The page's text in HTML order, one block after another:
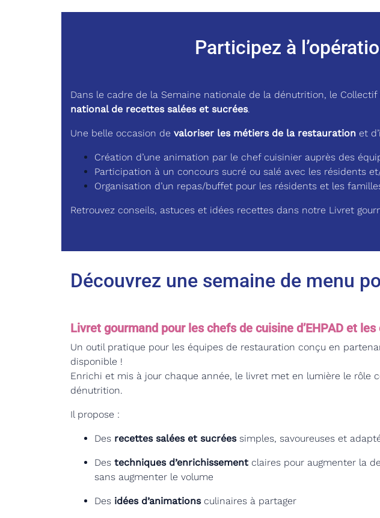
Participez à
Dans le cadre de la Semaine nationale de la dénutrition, le Collectif
national de recettes salées et sucrées.
Une belle occasion de valoriser les métiers de la restauration et
Création d’une animation par le chef cuisinier auprès des
Participation à un concours sucré ou salé avec les résidents
Organisation d’un repas/buffet pour les résidents et les
Retrouvez conseils, astuces et idées recettes dans notre Livret
Découvrez une semaine de menu
Livret gourmand pour les chefs de cuisine d’EHPAD et
Un outil pratique pour les équipes de restauration conçu en
disponible !
Enrichi et mis à jour chaque année, le livret met en lumière le rôle
dénutrition.
Il propose :
Des recettes salées et sucréessimples, savoureuses et
Des techniques d’enrichissement claires pour augmenter la
sans augmenter le volume
Des idées d’animations culinaires à partager